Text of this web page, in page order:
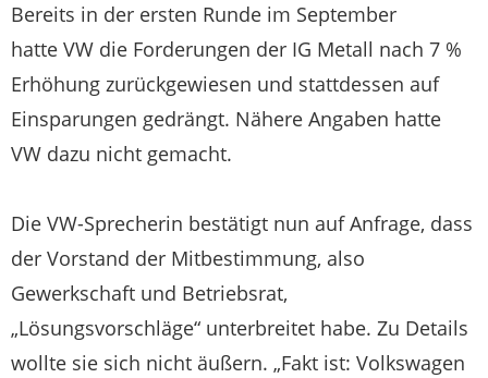
Bereits in der ersten Runde im September
hatte VW die Forderungen der IG Metall nach 7 %
Erhöhung zurückgewiesen und stattdessen auf
Einsparungen gedrängt. Nähere Angaben hatte
VW dazu nicht gemacht.
Die VW-Sprecherin bestätigt nun auf Anfrage, dass
der Vorstand der Mitbestimmung, also
Gewerkschaft und Betriebsrat,
„Lösungsvorschläge“ unterbreitet habe. Zu Details
wollte sie sich nicht äußern. „Fakt ist: Volkswagen